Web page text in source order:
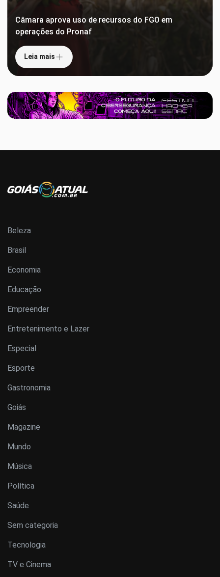
Câmara aprova uso de recursos do FGO em
operações do Pronaf
Leia mais
Beleza
Brasil
Economia
Educação
Empreender
Entretenimento e Lazer
Especial
Esporte
Gastronomia
Goiás
Magazine
Mundo
Música
Política
Saúde
Sem categoria
Tecnologia
TV e Cinema